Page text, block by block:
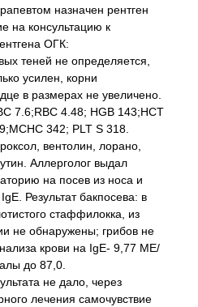
назначен рентген
на консультацию к
ОГК:
теней не определяется,
усилен, корни
в размерах не увеличено.
7.6;RBC 4.48; HGB 143;HCT
342; PLT S 318.
вентолин, лорано,
Аллерголог выдал
на посев из носа и
Результат бакпосева: в
стаффилокка, из
не обнаружены; грибов не
крови на IgE- 9,77 МЕ/
до 87,0.
не дало, через
лечения самочувствие